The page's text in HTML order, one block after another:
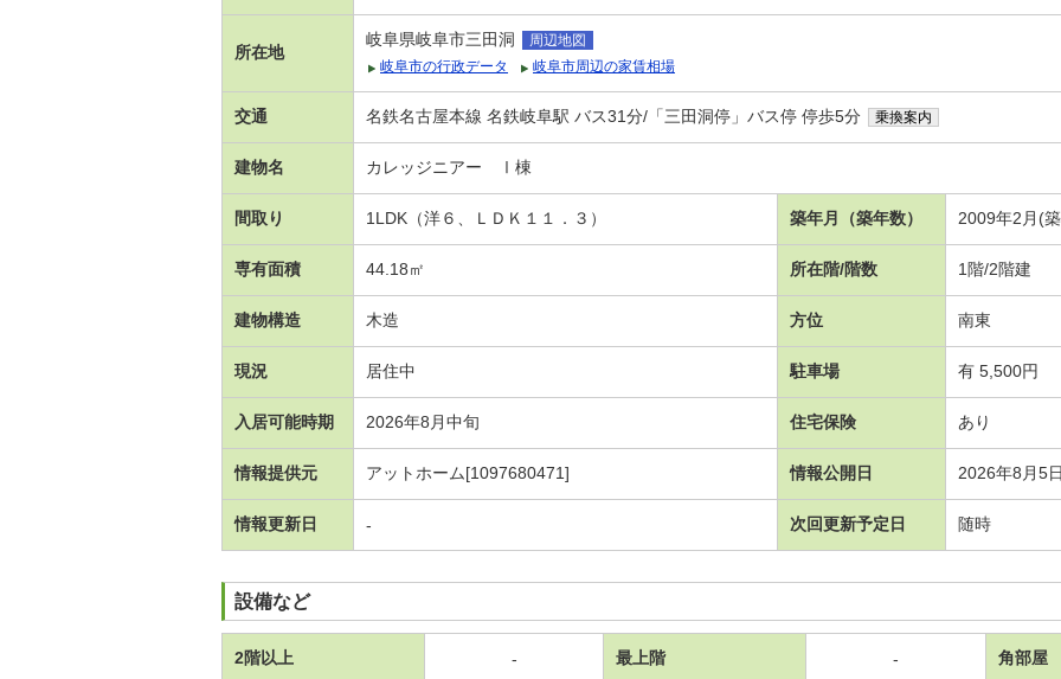
所在地
岐阜県岐阜市三田洞
周辺地図
岐阜市の行政データ
岐阜市周辺の家賃相場
交通 名鉄名古屋本線 名鉄岐阜駅 バス31分/「三田洞停」バス停 停歩5分 乗換案内
建物名 カレッジニアー Ⅰ棟
間取り 1LDK（洋６、ＬＤＫ１１．３） 築年月（築年数） 2009年2月(
専有面積 44.18㎡ 所在階/階数 1階/2階建
建物構造 木造 方位 南東
現況 居住中 駐車場 有 5,500円
入居可能時期 2026年8月中旬 住宅保険 あり
情報提供元 アットホーム[1097680471] 情報公開日 2026年8月5日
情報更新日 - 次回更新予定日 随時
設備など
2階以上 - 最上階 - 角部屋